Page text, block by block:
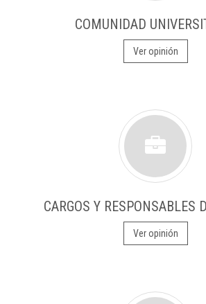
COMUNIDAD
Ver opinión
CARGOS Y RESPONSABLES
Ver opinión